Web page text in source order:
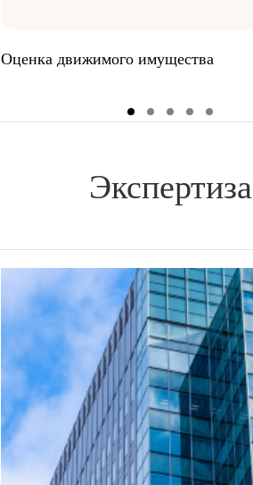
Оценка движимого имущества
Экспертиза